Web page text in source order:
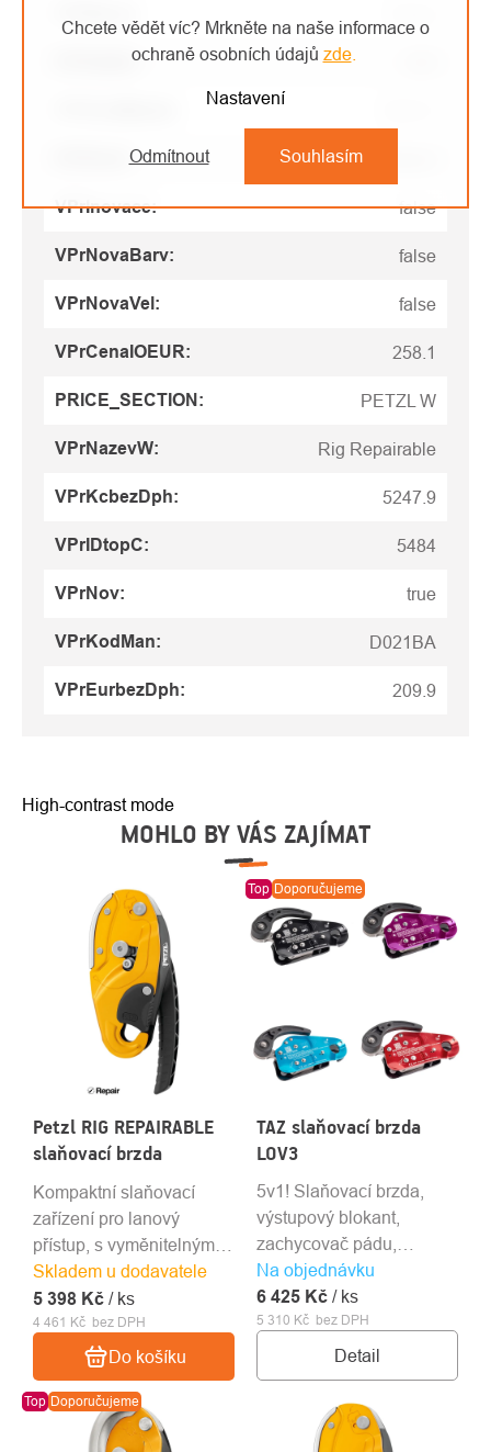
Chcete vědět víc? Mrkněte na naše informace o
ochraně osobních údajů zde.
Nastavení
Odmítnout Souhlasím
VPrKatInt:
: Slaňovací zařízení
VPrInovace: false
VPrNovaBarv: false
VPrNovaVel : false
VPrCenaIOEUR: 258.1
PRICE_SECTION : PETZL W
VPrNazevW: Rig Repairable
VPrKcbezDph: 5247.9
VPrIDtopC: 5484
VPrNov: true
VPrKodMan: D021BA
VPrEurbezDph: 209.9
High-contrast mode
MOHLO BY VÁS ZAJÍMAT
Petzl RIG REPAIRABLE
slaňovací brzda
Skladem u dodavatele
4 461 Kč bez DPH
5 398 Kč / ks
Do košíku
Kompaktní slaňovací
zařízení pro lanový
přístup, s vyměnitelnými
díly, určené pro zkušené
pracovníky
Top Doporučujeme
TAZ slaňovací brzda
LOV3
Na objednávku
5 310 Kč bez DPH
6 425 Kč / ks
Detail
5v1! Slaňovací brzda,
výstupový blokant,
zachycovač pádu,
evakuační zařízení a
pracovní polohovací
prostředek.
Top Doporučujeme